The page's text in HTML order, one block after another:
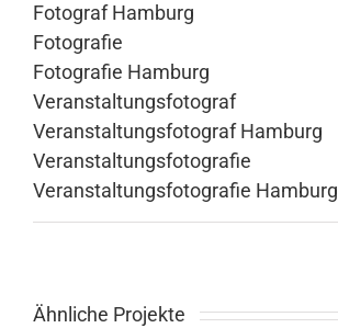
Fotograf Hamburg
Fotografie
Fotografie Hamburg
Veranstaltungsfotograf
Veranstaltungsfotograf Hamburg
Veranstaltungsfotografie
Veranstaltungsfotografie Hamburg
Ähnliche Projekte